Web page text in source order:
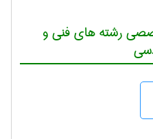
رشته های فنی و